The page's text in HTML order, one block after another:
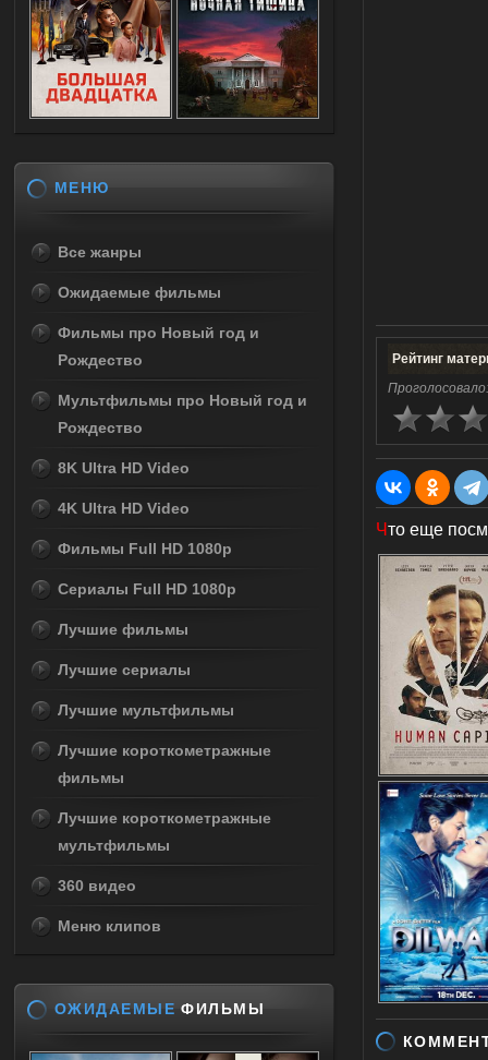
Рейтинг
Что еще
МЕНЮ
Все жанры
Ожидаемые фильмы
Фильмы про Новый год и
Рождество
Мультфильмы про Новый год и
Рождество
8K Ultra HD Video
4K Ultra HD Video
Фильмы Full HD 1080p
Сериалы Full HD 1080p
Лучшие фильмы
Лучшие сериалы
Лучшие мультфильмы
Лучшие короткометражные
фильмы
Лучшие короткометражные
мультфильмы
360 видео
Меню клипов
ОЖИДАЕМЫЕ ФИЛЬМЫ